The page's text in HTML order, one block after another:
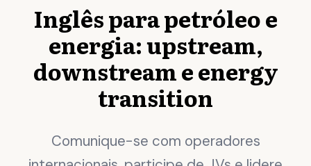
Inglês para petróleo e
energia: upstream,
downstream e energy
transition
Comunique-se com operadores